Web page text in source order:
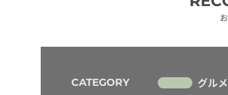
CATEGORY
グルメ